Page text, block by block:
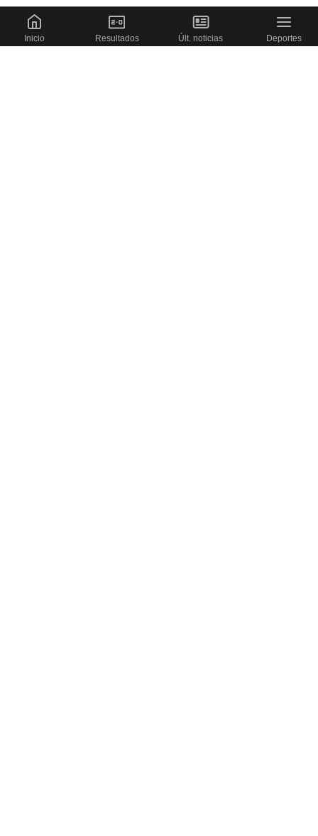
Inicio Resultados Últ. noticias Deportes